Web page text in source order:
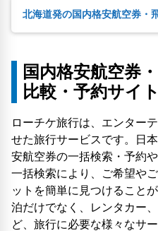
北海道発の国内格安航空券・
国内格安航空券
比較・予約サイ
ローチケ旅行は、エンター
せた旅行サービスです。日
安航空券の一括検索・予約
一括検索により、ご希望や
ットを簡単に見つけること
泊だけでなく、レンタカー
ど、旅行に必要な様々なサ